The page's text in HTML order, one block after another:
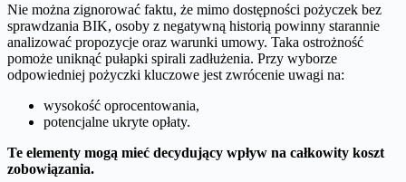
Nie można zignorować faktu, że mimo dostępności pożyczek bez
sprawdzania BIK, osoby z negatywną historią powinny starannie
analizować propozycje oraz warunki umowy. Taka ostrożność
pomoże uniknąć pułapki spirali zadłużenia. Przy wyborze
odpowiedniej pożyczki kluczowe jest zwrócenie uwagi na:
wysokość oprocentowania,
potencjalne ukryte opłaty.
Te elementy mogą mieć decydujący wpływ na całkowity koszt
zobowiązania.